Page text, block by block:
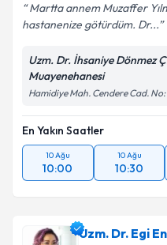
Martta annem Muzaffer
hastanenize götürdüm. Dr...
Uzm. Dr. İhsaniye Dönmez
Muayenehanesi
Hamidiye Mah. Cendere Cad.
En Yakın Saatler
10 Ağu
10:00
10 Ağu
10:30
Uzm. Dr. Egi